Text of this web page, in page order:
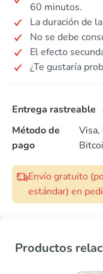
60 minutos.
La duración de
No se debe
El efecto
¿Te gustaría
Entrega rastreable
Método de
pago
Visa,
Envío gratuito
estándar) en
Productos